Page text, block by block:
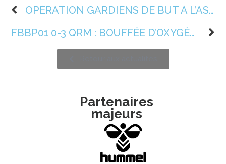
OPÉRATION GARDIENS DE BUT À L’ASSOCIATION !
FBBP01 0-3 QRM : BOUFFÉE D’OXYGÈNE !
Partenaires
majeurs